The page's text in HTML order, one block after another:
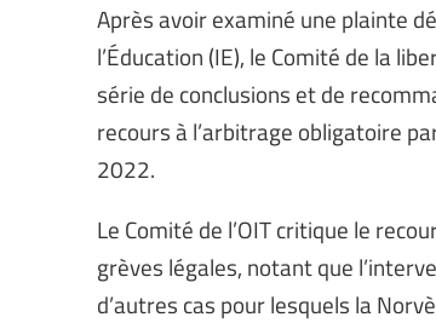
Après avoir examiné une plainte
l’Éducation (IE), le Comité de la
série de conclusions et de
recours à l’arbitrage obligatoire
2022.
Le Comité de l’OIT critique le
grèves légales, notant que
d’autres cas pour lesquels la